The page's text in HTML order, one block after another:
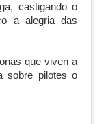
castigando o
a alegria das
que viven a
sobre pilotes o